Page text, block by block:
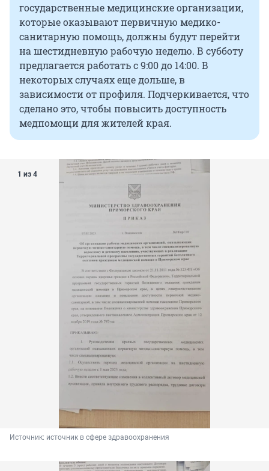
государственные медицинские организации,
которые оказывают первичную медико-
санитарную помощь, должны будут перейти
на шестидневную рабочую неделю. В субботу
предлагается работать с 9:00 до 14:00. В
некоторых случаях еще дольше, в
зависимости от профиля. Подчеркивается, что
сделано это, чтобы повысить доступность
медпомощи для жителей края.
1 из 4
Источник: источник в сфере здравоохранения